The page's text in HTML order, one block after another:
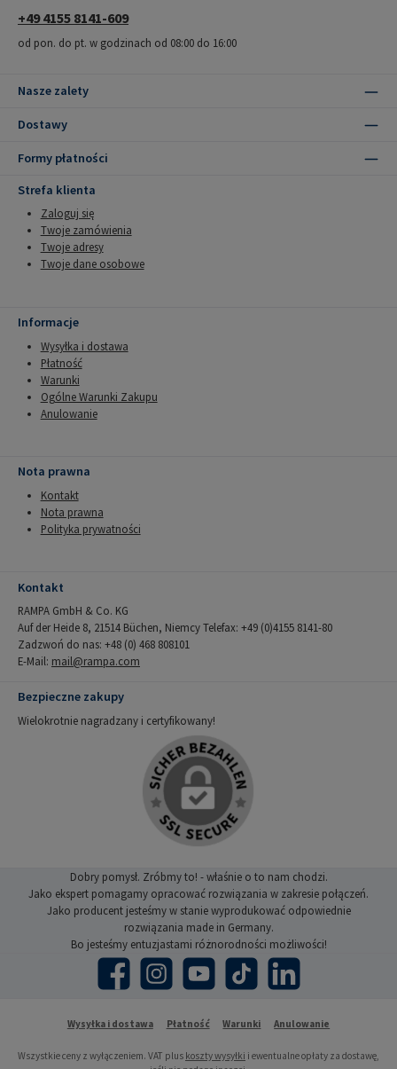
+49 4155 8141-609
od pon. do pt. w godzinach od 08:00 do 16:00
Nasze zalety
Dostawy
Formy płatności
Strefa klienta
Zaloguj się
Twoje zamówienia
Twoje adresy
Twoje dane osobowe
Informacje
Wysyłka i dostawa
Płatność
Warunki
Ogólne Warunki Zakupu
Anulowanie
Nota prawna
Kontakt
Nota prawna
Polityka prywatności
Kontakt
RAMPA GmbH & Co. KG
Auf der Heide 8, 21514 Büchen, Niemcy Telefax: +49 (0)4155 8141-80
Zadzwoń do nas: +48 (0) 468 808101
E-Mail: mail@rampa.com
Bezpieczne zakupy
Wielokrotnie nagradzany i certyfikowany!
Dobry pomysł. Zróbmy to! - właśnie o to nam chodzi.
Jako ekspert pomagamy opracować rozwiązania w zakresie połączeń.
Jako producent jesteśmy w stanie wyprodukować odpowiednie
rozwiązania made in Germany.
Bo jesteśmy entuzjastami różnorodności możliwości!
Facebook Instagram YouTube TikTok LinkedIn
Wysyłka i dostawa Płatność Warunki Anulowanie
Wszystkie ceny z wyłączeniem. VAT plus koszty wysyłki i ewentualne opłaty za dostawę,